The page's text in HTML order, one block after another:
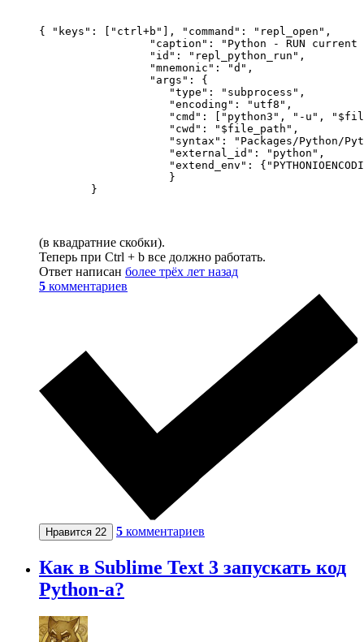
{ "keys": ["ctrl+b"], "command": "repl_open",
"caption": "Python - RUN current
                 "id": "repl_python_run",
                 "mnemonic": "d",
                 "args": {
                    "type": "subprocess",
                    "encoding": "utf8",
"cmd": ["python3", "-u",
                    "cwd": "$file_path",
"syntax": "Packages/Python/
                    "external_id": "python",
"extend_env":
                    }
	}
(в квадратние скобки).
Теперь при Ctrl + b все должно работать.
Ответ написан более трёх лет назад
5 комментариев
Нравится 22 5 комментариев
Как в Sublime Text 3 запускать код
Python-a?